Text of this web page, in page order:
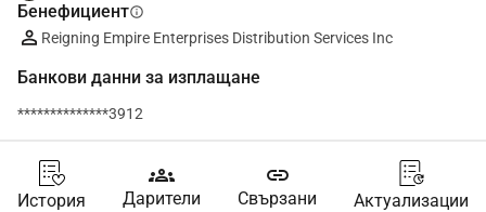
Бенефициентinfo
Reigning Empire Enterprises Distribution Services Inc
Банкови данни за изплащане
**************3912
История
groups
Дарители
link
Свързани Актуализации